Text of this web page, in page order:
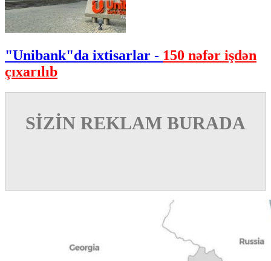
"Unibank"da ixtisarlar - 150 nəfər işdən
çıxarılıb
SİZİN REKLAM BURADA